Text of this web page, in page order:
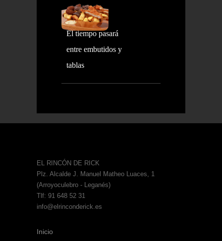
El tiempo pasará
entre embutidos y
tablas
EL RINCÓN DE RICK
Plz. Alcalde J. Manuel Matheo Luaces, 1
(Arroyoculebro - Leganés)
Tlf: 91 648 52 31
info@elrinconderick.es
Inicio